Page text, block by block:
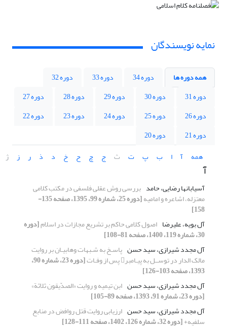
نمایه نویسندگان
همه دوره ها دوره 34 دوره 33
دوره 32
دوره 31
دوره 30 دوره 29 دوره 28
دوره 27
دوره 26
دوره 25 دوره 24 دوره 23
دوره 22
دوره 21
دوره 20
همه
آ ا ب پ ت ث ج چ ح خ د ذ ر ز ژ
آ
آسیابانها رضایی، حامد بررسی روش عقلی فلسفی در مکتب کلامی
معتزله، اشاعره و امامیه [دوره 25، شماره 99، 1395، صفحه 135-
158]
آل بویه، علیرضا اصول کلامی حاکم بر تشریع مجازات‌ در اسلام[دوره
30، شماره 119، 1400، صفحه 81-108]
آل مجدد شیرازی، سید حسن پاسـخ به شـبهات وهابیـان بر روایت
مالک الدار در توســل به پیـامبر پس از وفـات [دوره 23، شماره 90،
1393، صفحه 103-126]
آل مجدد شیرازی، سید حسن ابن تیمیه و روایت «الصدّیقون ثلاثة»
[دوره 23، شماره 91، 1393، صفحه 89-105]
آل مجدد شیرازی، سید حسن ارزیابی روایت قتل روافض در منابع
سلفیه+[دوره 32، شماره 126، 1402، صفحه 111-128]